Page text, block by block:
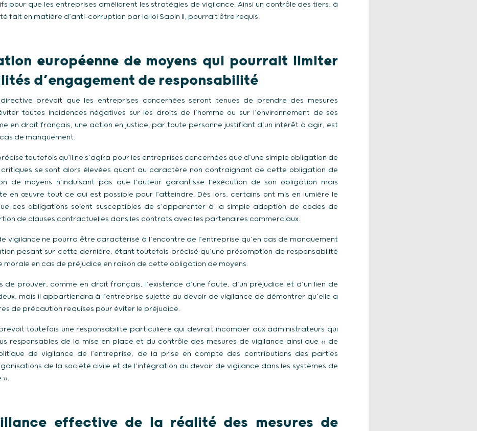
pour que les entreprises améliorent les stratégies de vigilance. Ainsi un contrôle des tiers, à
fait en matière d’anti-corruption par la loi Sapin II, pourrait être requis.
européenne de moyens qui pourrait limiter
d’engagement de responsabilité
prévoit que les entreprises concernées seront tenues de prendre des mesures
toutes incidences négatives sur les droits de l’homme ou sur l’environnement de ses
en droit français, une action en justice, par toute personne justifiant d’un intérêt à agir, est
de manquement.
toutefois qu’il ne s’agira pour les entreprises concernées que d’une simple obligation de
se sont alors élevées quant au caractère non contraignant de cette obligation de
de moyens n’induisant pas que l’auteur garantisse l’exécution de son obligation mais
en œuvre tout ce qui est possible pour l’atteindre. Dès lors, certains ont mis en lumière le
ces obligations soient susceptibles de s’apparenter à la simple adoption de codes de
de clauses contractuelles dans les contrats avec les partenaires commerciaux.
vigilance ne pourra être caractérisé à l’encontre de l’entreprise qu’en cas de manquement
pesant sur cette dernière, étant toutefois précisé qu’une présomption de responsabilité
morale en cas de préjudice en raison de cette obligation de moyens.
de prouver, comme en droit français, l’existence d’une faute, d’un préjudice et d’un lien de
mais il appartiendra à l’entreprise sujette au devoir de vigilance de démontrer qu’elle a
de précaution requises pour éviter le préjudice.
toutefois une responsabilité particulière qui devrait incomber aux administrateurs qui
responsables de la mise en place et du contrôle des mesures de vigilance ainsi que « de
de vigilance de l’entreprise, de la prise en compte des contributions des parties
de la société civile et de l’intégration du devoir de vigilance dans les systèmes de
».
effective de la réalité des mesures de